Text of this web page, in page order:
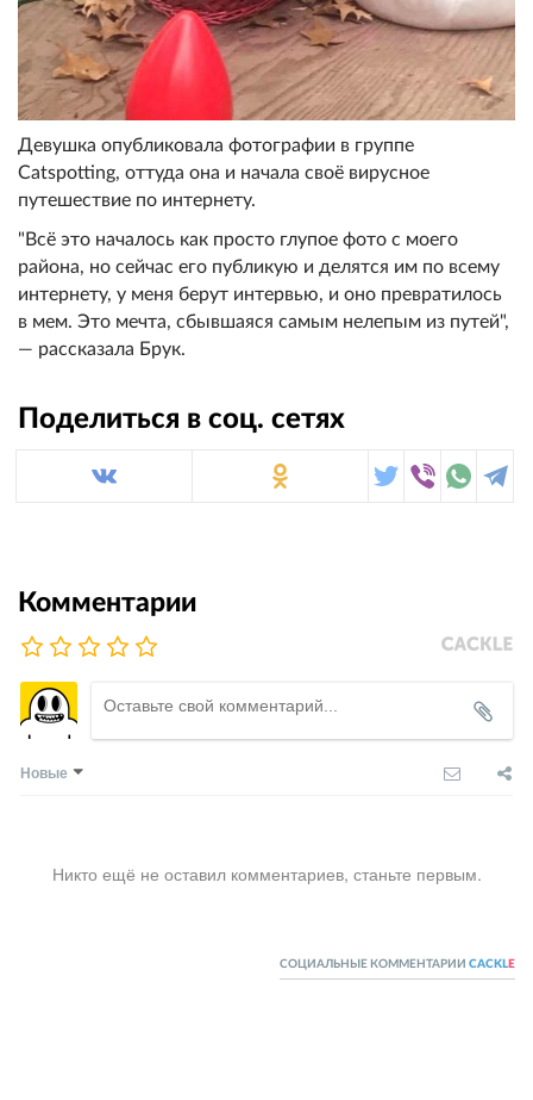
Девушка опубликовала фотографии в группе
Catspotting, оттуда она и начала своё вирусное
путешествие по интернету.
"Всё это началось как просто глупое фото с моего
района, но сейчас его публикую и делятся им по всему
интернету, у меня берут интервью, и оно превратилось
в мем. Это мечта, сбывшаяся самым нелепым из путей",
— рассказала Брук.
Поделиться в соц. сетях
Комментарии
Новые
Никто ещё не оставил комментариев, станьте первым.
СОЦИАЛЬНЫЕ КОММЕНТАРИИ CACKL E